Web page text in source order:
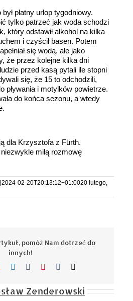
płatny urlop tygodniowy.
tylko patrzeć jak woda schodzi
który odstawił alkohol na kilka
i czyścił basen. Potem
się wodą, ale jako
że przez kolejne kilka dni
przed kasą pytali ile stopni
się, że 15 to odchodzili,
pływania i motylków powietrze.
do końca sezonu, a wtedy
dla Krzysztofa z Fürth.
miłą rozmowę
|2024-02-20T20:13:12+01:0020 lutego,
pomóż Nam dotrzeć do
innych!
Reddit LinkedIn
TumblrPinterest
Zenderowski